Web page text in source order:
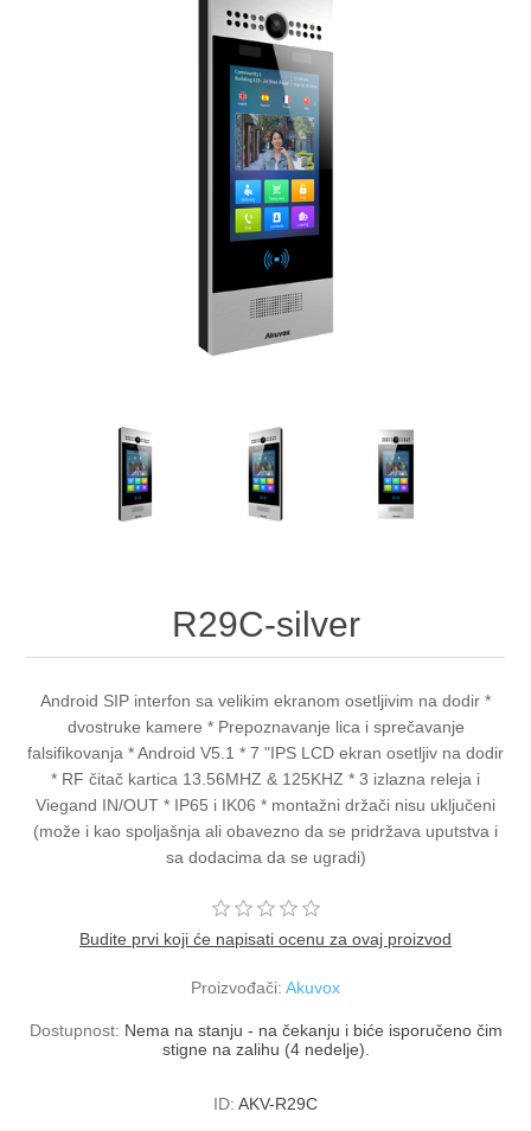
R29C-silver
Android SIP interfon sa velikim ekranom osetljivim na dodir *
dvostruke kamere * Prepoznavanje lica i sprečavanje
falsifikovanja * Android V5.1 * 7 "IPS LCD ekran osetljiv na dodir
* RF čitač kartica 13.56MHZ & 125KHZ * 3 izlazna releja i
Viegand IN/OUT * IP65 i IK06 * montažni držači nisu uključeni
(može i kao spoljašnja ali obavezno da se pridržava uputstva i
sa dodacima da se ugradi)
Budite prvi koji će napisati ocenu za ovaj proizvod
Proizvođači: Akuvox
Dostupnost: Nema na stanju - na čekanju i biće isporučeno čim
stigne na zalihu (4 nedelje).
ID: AKV-R29C